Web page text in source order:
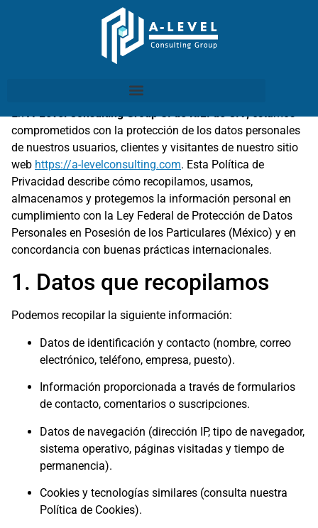
Política de Privacidad
EnA-Level Consulting Group S. de R.L. de C.V;estamos
comprometidos con la protección de los datos personales
de nuestros usuarios, clientes y visitantes de nuestro sitio
web https://a-levelconsulting.com. Esta Política de
Privacidad describe cómo recopilamos, usamos,
almacenamos y protegemos la información personal en
cumplimiento con la Ley Federal de Protección de Datos
Personales en Posesión de los Particulares (México) y en
concordancia con buenas prácticas internacionales.
1. Datos que recopilamos
Podemos recopilar la siguiente información:
Datos de identificación y contacto (nombre, correo
electrónico, teléfono, empresa, puesto).
Información proporcionada a través de formularios
de contacto, comentarios o suscripciones.
Datos de navegación (dirección IP, tipo de navegador,
sistema operativo, páginas visitadas y tiempo de
permanencia).
Cookies y tecnologías similares (consulta nuestra
Política de Cookies).